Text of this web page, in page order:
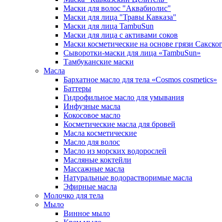
Маски для волос "Аквабиолис"
Маски для лица "Травы Кавказа"
Маски для лица TambuSun
Маски для лица с активами соков
Маски косметические на основе грязи
Сыворотки-маски для лица «TambuSun»
Тамбуканские маски
Масла
Бархатное масло для тела «Cosmos cosmetics»
Баттеры
Гидрофильное масло для умывания
Инфузные масла
Кокосовое масло
Косметические масла для бровей
Масла косметические
Масло для волос
Масло из морских водорослей
Масляные коктейли
Массажные масла
Натуральные водорастворимые масла
Эфирные масла
Молочко для тела
Мыло
Винное мыло